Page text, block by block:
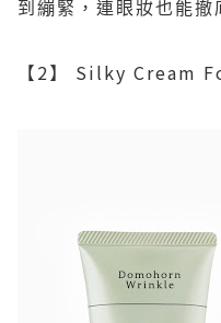
到繃緊，連眼妝也能撤
【2】 Silky Cream